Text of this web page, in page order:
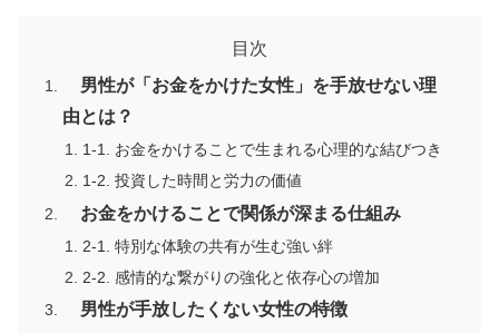
目次
男性が「お金をかけた女性」を手放せない理
由とは？
1-1. お金をかけることで生まれる心理的な結びつき
1-2. 投資した時間と労力の価値
お金をかけることで関係が深まる仕組み
2-1. 特別な体験の共有が生む強い絆
2-2. 感情的な繋がりの強化と依存心の増加
男性が手放したくない女性の特徴